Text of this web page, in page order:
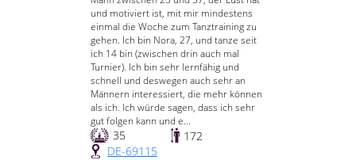
und motiviert ist, mit mir mindestens
einmal die Woche zum Tanztraining zu
gehen. Ich bin Nora, 27, und tanze seit
ich 14 bin (zwischen drin auch mal
Turnier). Ich bin sehr lernfähig und
schnell und deswegen auch sehr an
Männern interessiert, die mehr können
als ich. Ich würde sagen, dass ich sehr
gut folgen kann und e...
35
172
DE-69115